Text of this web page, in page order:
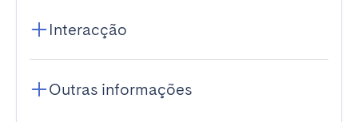
Interacção
Outras informações